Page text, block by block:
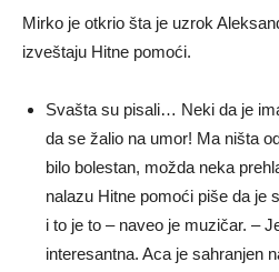
Mirko je otkrio šta je uzrok
izveštaju Hitne pomoći.
Svašta su pisali… Neki da je
da se žalio na umor! Ma ništa
bilo bolestan, možda neka
nalazu Hitne pomoći piše da je
i to je to – naveo je muzičar. –
interesantna. Aca je sahranjen